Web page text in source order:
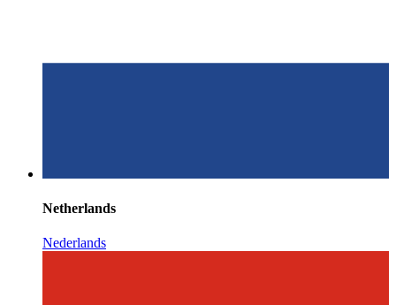
Netherlands
Nederlands